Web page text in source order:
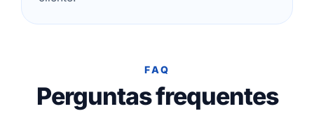
FAQ
Perguntas frequentes